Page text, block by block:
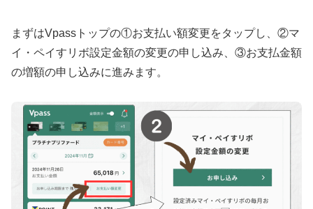
まずはVpassトップの①お支払い額変更をタップし、②マ
イ・ペイすリボ設定金額の変更の申し込み、③お支払金額
の増額の申し込みに進みます。